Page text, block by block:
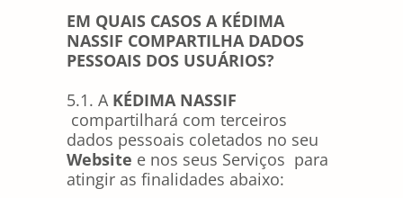
EM QUAIS CASOS A KÉDIMA
NASSIF COMPARTILHA DADOS
PESSOAIS DOS USUÁRIOS?
5.1. A KÉDIMA NASSIF
compartilhará com terceiros
dados pessoais coletados no seu
Website e nos seus Serviços para
atingir as finalidades abaixo: